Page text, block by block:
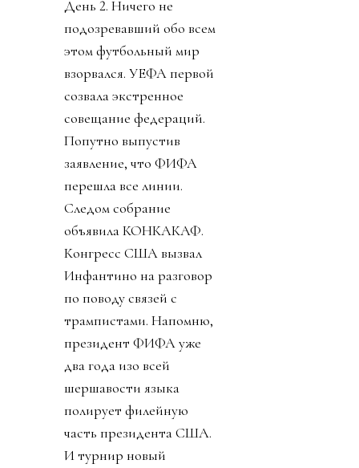
День 2. Ничего не
подозревавший обо всем
этом футбольный мир
взорвался. УЕФА первой
созвала экстренное
совещание федераций.
Попутно выпустив
заявление, что ФИФА
перешла все линии.
Следом собрание
объявила КОНКАКАФ.
Конгресс США вызвал
Инфантино на разговор
по поводу связей с
трампистами. Напомню,
президент ФИФА уже
два года изо всей
шершавости языка
полирует филейную
часть президента США.
И турнир новый